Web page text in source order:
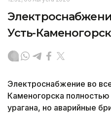
Усть-
Электроснабжение во
Каменогорска
урагана, но аварийные